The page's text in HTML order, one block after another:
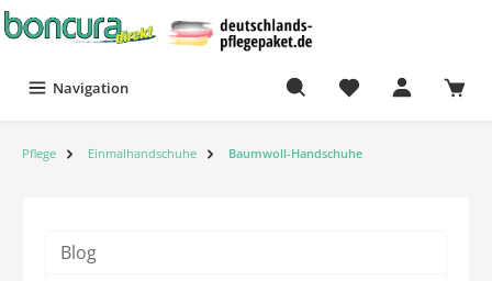
Navigation
Pflege Einmalhandschuhe Baumwoll-Handschuhe
Blog